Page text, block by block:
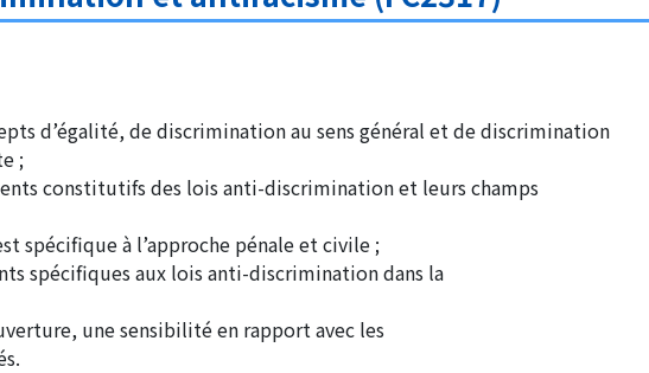
d’égalité, de discrimination au sens général et de discrimination
;
constitutifs des lois anti-discrimination et leurs champs
spécifique à l’approche pénale et civile ;
spécifiques aux lois anti-discrimination dans la
une sensibilité en rapport avec les